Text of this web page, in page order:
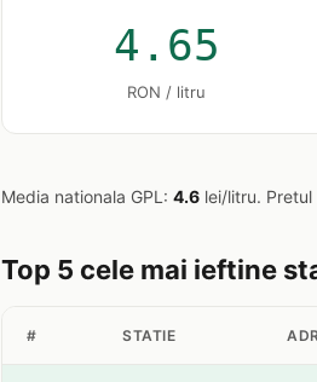
4.65
RON / litru
Media nationala GPL: 4.6 lei/litru. Pretul
Top 5 cele mai ieftine
# STATIE